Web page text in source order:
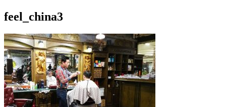
feel_china3